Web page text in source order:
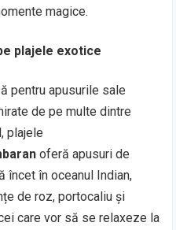
magice.
plajele exotice
pentru apusurile sale
de pe multe dintre
plajele
oferă apusuri de
încet în oceanul Indian,
de roz, portocaliu și
care vor să se relaxeze la